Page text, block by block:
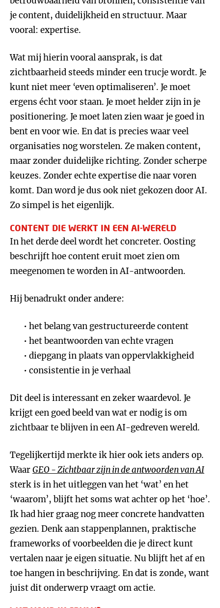
je content, duidelijkheid en structuur. Maar
vooral: expertise.
Wat mij hierin vooral aansprak, is dat
zichtbaarheid steeds minder een trucje wordt. Je
kunt niet meer ‘even optimaliseren’. Je moet
ergens écht voor staan. Je moet helder zijn in je
positionering. Je moet laten zien waar je goed in
bent en voor wie. En dat is precies waar veel
organisaties nog worstelen. Ze maken content,
maar zonder duidelijke richting. Zonder scherpe
keuzes. Zonder echte expertise die naar voren
komt. Dan word je dus ook niet gekozen door AI.
Zo simpel is het eigenlijk.
CONTENT DIE WERKT IN EEN AI-WERELD
In het derde deel wordt het concreter. Oosting
beschrijft hoe content eruit moet zien om
meegenomen te worden in AI-antwoorden.
Hij benadrukt onder andere:
het belang van gestructureerde content
het beantwoorden van echte vragen
diepgang in plaats van oppervlakkigheid
consistentie in je verhaal
Dit deel is interessant en zeker waardevol. Je
krijgt een goed beeld van wat er nodig is om
zichtbaar te blijven in een AI-gedreven wereld.
Tegelijkertijd merkte ik hier ook iets anders op.
WaarGEO - Zichtbaar zijn in de antwoorden van AI
sterk is in het uitleggen van het ‘wat’ en het
‘waarom’, blijft het soms wat achter op het ‘hoe’.
Ik had hier graag nog meer concrete handvatten
gezien. Denk aan stappenplannen, praktische
frameworks of voorbeelden die je direct kunt
vertalen naar je eigen situatie. Nu blijft het af en
toe hangen in beschrijving. En dat is zonde, want
juist dit onderwerp vraagt om actie.